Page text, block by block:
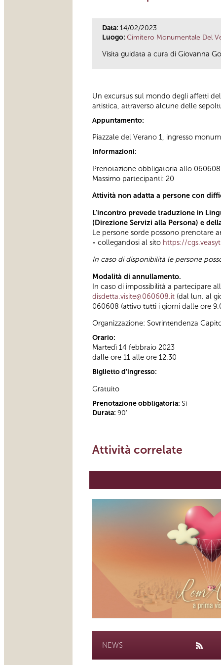
Data: 14/02/2023
Luogo: Cimitero Monumentale Del
Visita guidata a cura di Giovanna
Un excursus sul mondo degli affetti
artistica, attraverso alcune delle
Appuntamento:
Piazzale del Verano 1, ingresso
Informazioni:
Prenotazione obbligatoria allo
Massimo partecipanti: 20
Attività non adatta a persone con
L’incontro prevede traduzione in
(Direzione Servizi alla Persona) e
Le persone sorde possono prenotare
- collegandosi al sito https://
In caso di disponibilità le persone
Modalità di annullamento.
In caso di impossibilità a partecipare
disdetta.visite@060608.it (dal lun. al
060608 (attivo tutti i giorni dalle ore
Organizzazione: Sovrintendenza
Orario:
Martedì 14 febbraio 2023
dalle ore 11 alle ore 12.30
Biglietto d'ingresso:
Gratuito
Prenotazione obbligatoria: Sì
Durata: 90'
Attività correlate
NEWS